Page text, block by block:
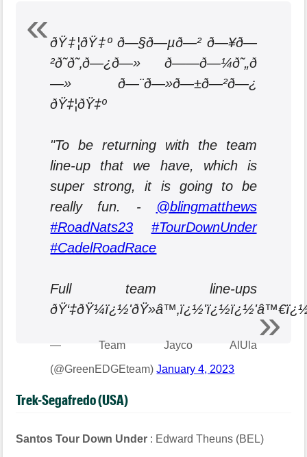
ðŸ‡¦ðŸ‡º ð—§ð—µð—² ð—¥ð—
²ð˜ð˜‚ð—¿ð—» ð——ð—¼ð˜„ð
—» ð—¨ð—»ð—±ð—²ð—¿
ðŸ‡¦ðŸ‡º
"To be returning with the team
line-up that we have, which is
super strong, it is going to be
really fun. -
@blingmatthews
#RoadNats23
#TourDownUnder
#CadelRoadRace
Full team line-ups
— Team Jayco AlUla
(@GreenEDGEteam)January 4, 2023
Trek-Segafredo (USA)
Santos Tour Down Under : Edward Theuns (BEL)